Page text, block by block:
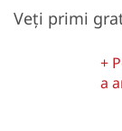
Veți primi
+
a